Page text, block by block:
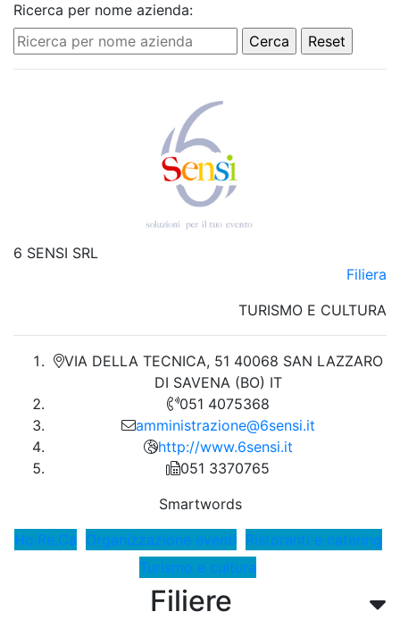
Ricerca per nome azienda:
Filiere
6 SENSI SRL
Filiera
TURISMO E CULTURA
VIA DELLA TECNICA, 51 40068 SAN LAZZARO
DI SAVENA (BO) IT
051 4075368
amministrazione@6sensi.it
http://www.6sensi.it
051 3370765
Smartwords
Ho.Re.Ca Organizzazione eventi Ristoranti e catering
Turismo e cultura